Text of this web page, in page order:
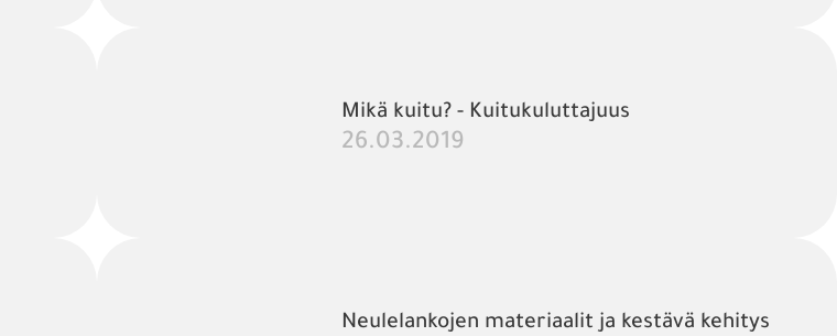
Mikä kuitu? - Kuitukuluttajuus
26.03.2019
Neulelankojen materiaalit ja kestävä kehitys